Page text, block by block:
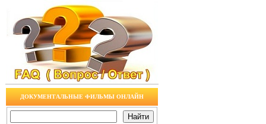
ДОКУМЕНТАЛЬНЫЕ ФИЛЬМЫ ОНЛАЙН